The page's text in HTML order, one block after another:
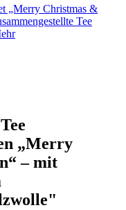
„Merry Christmas &
Tee
„Merry
– mit